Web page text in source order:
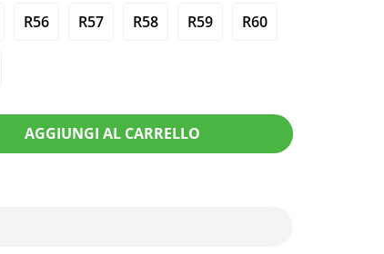
R56 R57 R58 R59 R60
AGGIUNGI AL CARRELLO